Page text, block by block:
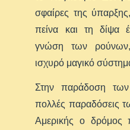
σφαίρες της
πείνα και τη δίψα
γνώση των ρούνων,
ισχυρό μαγικό
Στην παράδοση
πολλές παραδόσεις
Αμερικής ο δρόμος